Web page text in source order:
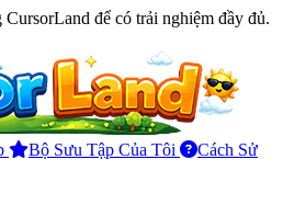
để có trải nghiệm đầy đủ.
Bộ Sưu Tập Của Tôi
Cách Sử